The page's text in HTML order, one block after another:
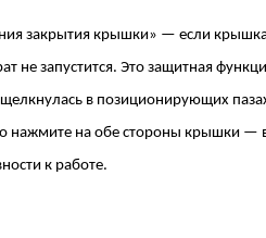
закрытия крышки» — если
не запустится. Это защитная
в позиционирующих
нажмите на обе стороны крышки —
к работе.